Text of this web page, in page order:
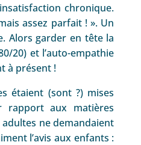
chronique.
assez parfait ! ». Un
Alors garder en tête la
20) et l’auto-empathie
à présent !
étaient (sont ?) mises
rapport aux matières
ne demandaient
l’avis aux enfants :